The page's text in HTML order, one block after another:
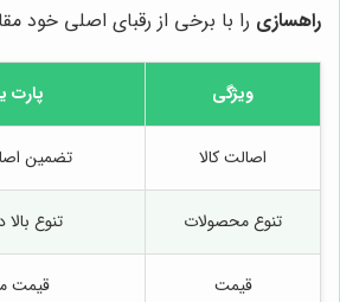
راهسازی را با برخی از رقبای اصلی خود
ویژگی پارت
اصالت کالا تضمین
تنوع محصولات تنوع
قیمت قیمت